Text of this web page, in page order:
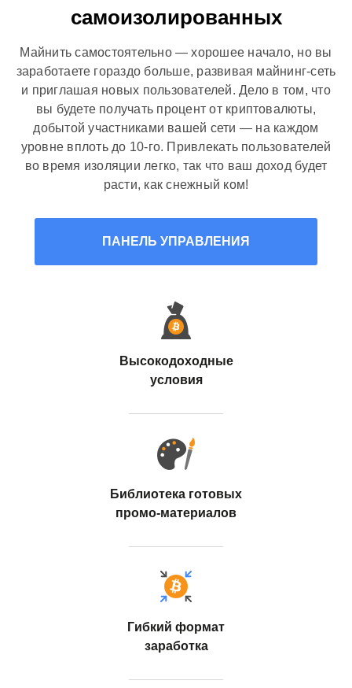
самоизолированных
Майнить самостоятельно — хорошее начало, но вы
заработаете гораздо больше, развивая майнинг-сеть
и приглашая новых пользователей. Дело в том, что
вы будете получать процент от криптовалюты,
добытой участниками вашей сети — на каждом
уровне вплоть до 10-го. Привлекать пользователей
во время изоляции легко, так что ваш доход будет
расти, как снежный ком!
ПАНЕЛЬ УПРАВЛЕНИЯ
Высокодоходные
условия
Библиотека готовых
промо-материалов
Гибкий формат
заработка